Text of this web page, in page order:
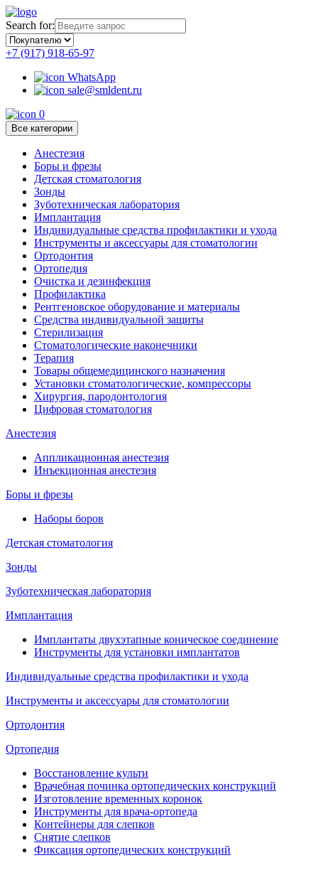
Search for:
+7 (917) 918-65-97
WhatsApp
sale@smldent.ru
0
Все категории
Анестезия
Боры и фрезы
Детская стоматология
Зонды
Зуботехническая лаборатория
Имплантация
Индивидуальные средства профилактики и ухода
Инструменты и аксессуары для стоматологии
Ортодонтия
Ортопедия
Очистка и дезинфекция
Профилактика
Рентгеновское оборудование и материалы
Средства индивидуальной защиты
Стерилизация
Стоматологические наконечники
Терапия
Товары общемедицинского назначения
Установки стоматологические, компрессоры
Хирургия, пародонтология
Цифровая стоматология
Анестезия
Аппликационная анестезия
Инъекционная анестезия
Боры и фрезы
Наборы боров
Детская стоматология
Зонды
Зуботехническая лаборатория
Имплантация
Имплантаты двухэтапные коническое соединение
Инструменты для установки имплантатов
Индивидуальные средства профилактики и ухода
Инструменты и аксессуары для стоматологии
Ортодонтия
Ортопедия
Восстановление культи
Врачебная починка ортопедических конструкций
Изготовление временных коронок
Инструменты для врача-ортопеда
Контейнеры для слепков
Снятие слепков
Фиксация ортопедических конструкций